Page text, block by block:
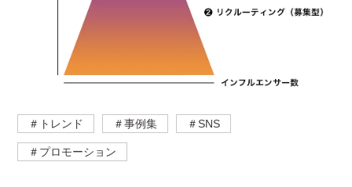
＃トレンド ＃事例集 ＃SNS
＃プロモーション